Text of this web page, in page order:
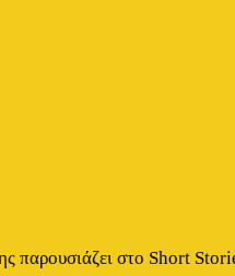
παρουσιάζει στο Short